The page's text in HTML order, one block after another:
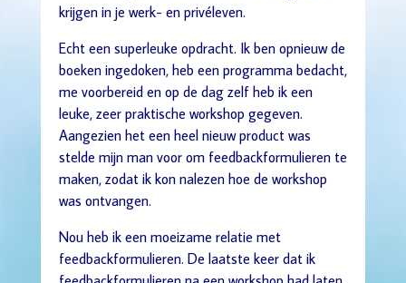
krijgen in je werk- en privéleven.
Echt een superleuke opdracht. Ik ben opnieuw de
boeken ingedoken, heb een programma bedacht,
me voorbereid en op de dag zelf heb ik een
leuke, zeer praktische workshop gegeven.
Aangezien het een heel nieuw product was
stelde mijn man voor om feedbackformulieren te
maken, zodat ik kon nalezen hoe de workshop
was ontvangen.
Nou heb ik een moeizame relatie met
feedbackformulieren. De laatste keer dat ik